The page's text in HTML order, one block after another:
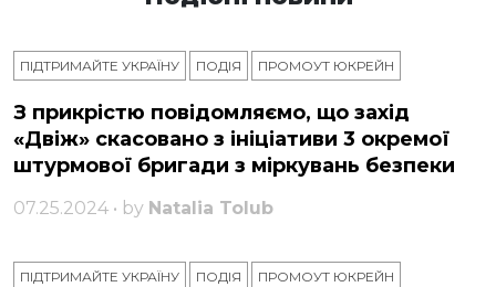
ПІДТРИМАЙТЕ УКРАЇНУ ПОДІЯ ПРОМОУТ ЮКРЕЙН
З прикрістю повідомляємо, що захід
«Двіж» скасовано з ініціативи 3 окремої
штурмової бригади з міркувань безпеки
07.25.2024 • by Natalia Tolub
ПІДТРИМАЙТЕ УКРАЇНУ ПОДІЯ ПРОМОУТ ЮКРЕЙН